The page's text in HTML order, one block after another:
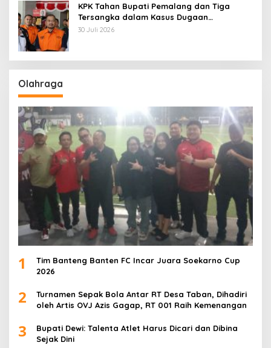
KPK Tahan Bupati Pemalang dan Tiga
Tersangka dalam Kasus Dugaan
Pemerasan
30 Juli 2026
Olahraga
1
Tim Banteng Banten FC Incar Juara Soekarno Cup
2026
2
Turnamen Sepak Bola Antar RT Desa Taban, Dihadiri
oleh Artis OVJ Azis Gagap, RT 001 Raih Kemenangan
3
Bupati Dewi: Talenta Atlet Harus Dicari dan Dibina
Sejak Dini